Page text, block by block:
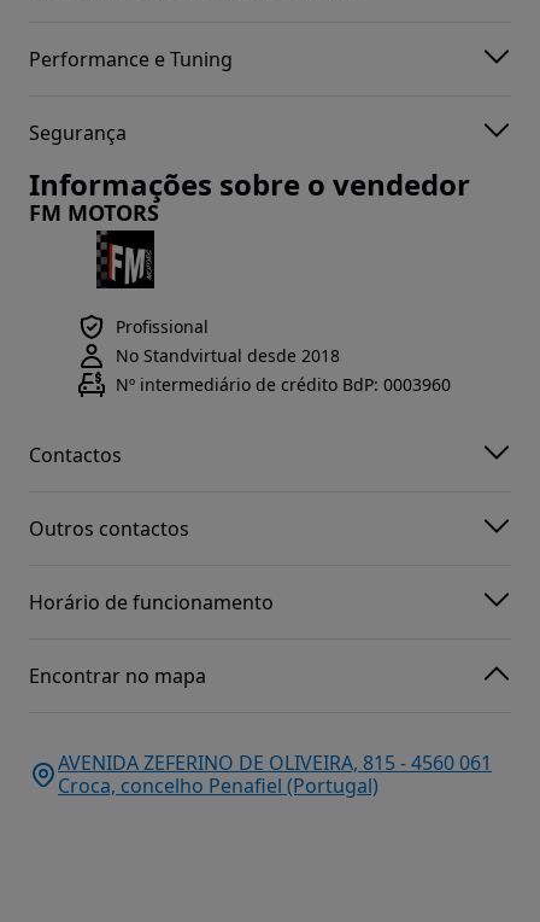
Performance e Tuning
Segurança
Informações sobre o vendedor
FM MOTORS
Profissional
No Standvirtual desde 2018
Nº intermediário de crédito BdP: 0003960
Contactos
Outros contactos
Horário de funcionamento
Encontrar no mapa
AVENIDA ZEFERINO DE OLIVEIRA, 815 - 4560 061
Croca, concelho Penafiel (Portugal)